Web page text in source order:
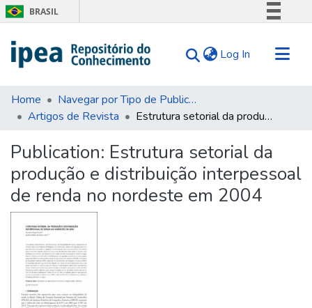
BRASIL
Comunica BR
Acesso à informação
Legislação
Log In (current)
Communities & Collections
Search for
Statistics
About Us
Home
Navegar por Tipo de Publicação
Artigos de Revista
Estrutura setorial da produção e distribuição interpessoal de renda no nordeste em 2004
Publication: Estrutura setorial da
produção e distribuição interpessoal
de renda no nordeste em 2004